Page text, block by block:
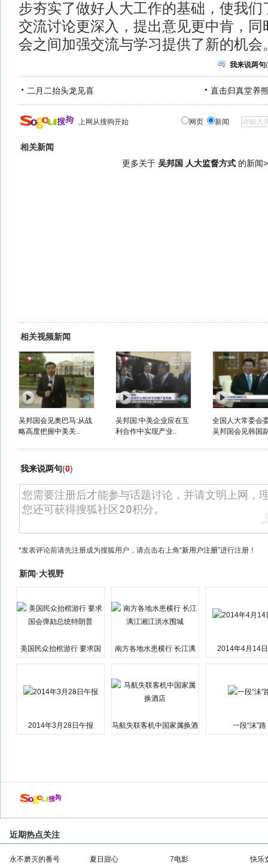
步夯实了做好人大工作的基础，使我们
交流讨论更深入，提出意见更中肯，同
会之间加强交流与学习提供了新的机会
我来说两句(
二月二抬头龙见喜 直击归真堂养
上网从搜狗开始 网页 新闻
相关新闻
更多关于 吴邦国 人大监督方式的新闻
相关视频新闻
吴邦国会见奥巴马:从战
略高度把握中美关..
吴邦国:中美企业应在互
利合作中实现产业..
全国人大常委会
吴邦国会见韩国
我来说两句(0)
*发表评论前请先注册成为搜狐用户，请点击右上角“新用户注册”进行注册！
新闻·大视野
美国民众抬棺游行 要求国
南方各地水患横行 长江漓
2014年4月14
2014年3月28日午报
马航失联客机中国家属换酒
一段“沫”路
近期热点关注
永不磨灭的番号 夏日甜心 7电影
快乐